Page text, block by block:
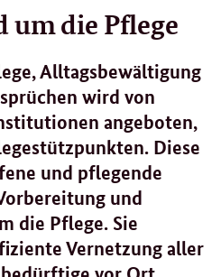
um die Pflege
Alltagsbewältigung
wird von
angeboten,
Diese
und pflegende
und
die Pflege. Sie
Vernetzung aller